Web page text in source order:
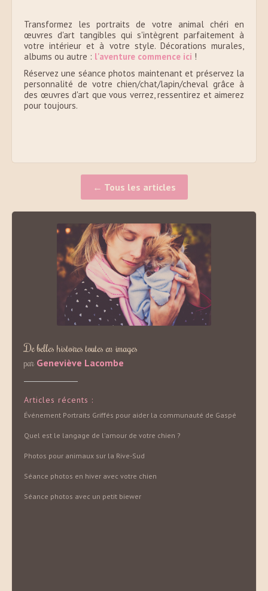
Transformez les portraits de votre animal chéri en
œuvres d'art tangibles qui s'intègrent parfaitement à
votre intérieur et à votre style. Décorations murales,
albums ou autre : l'aventure commence ici !
Réservez une séance photos maintenant et préservez la
personnalité de votre chien/chat/lapin/cheval grâce à
des œuvres d'art que vous verrez, ressentirez et aimerez
pour toujours.
← Tous les articles
De belles histoires toutes en images
par Geneviève Lacombe
Articles récents :
Événement Portraits Griffés pour aider la communauté de Gaspé
Quel est le langage de l'amour de votre chien ?
Photos pour animaux sur la Rive-Sud
Séance photos en hiver avec votre chien
Séance photos avec un petit biewer